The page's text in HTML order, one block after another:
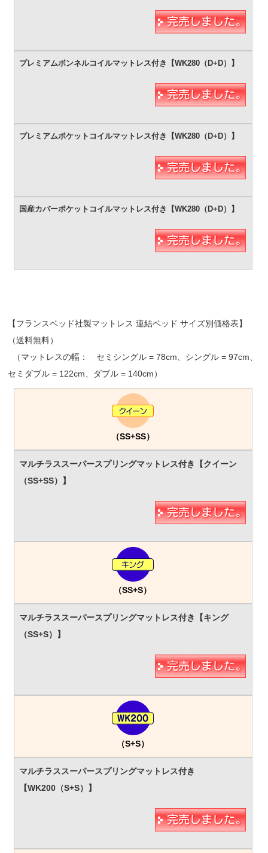
【フランスベッド社製マットレス 連結ベッド サイズ別価格表】
（送料無料）
（マットレスの幅： セミシングル = 78cm、シングル = 97cm、
セミダブル = 122cm、ダブル = 140cm）
（SS+SS）
（SS+S）
（S+S）